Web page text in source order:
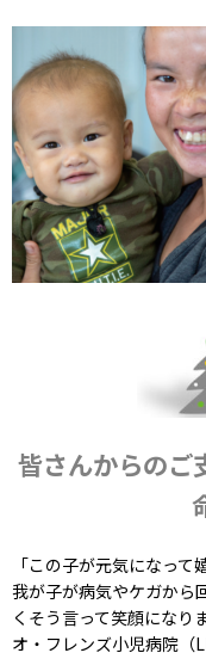
皆さんからのご
「この子が元気になって
我が子が病気やケガから
くそう言って笑顔になり
オ・フレンズ小児病院（